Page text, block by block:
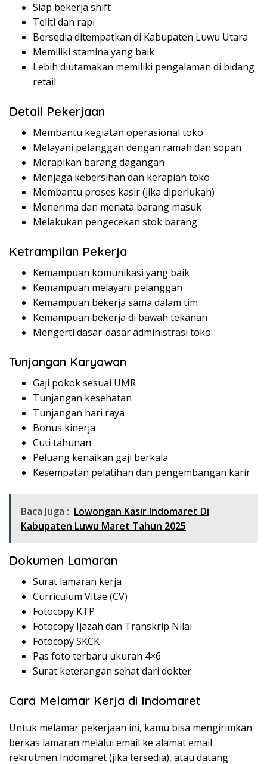
Siap bekerja shift
Teliti dan rapi
Bersedia ditempatkan di Kabupaten Luwu Utara
Memiliki stamina yang baik
Lebih diutamakan memiliki pengalaman di bidang
retail
Detail Pekerjaan
Membantu kegiatan operasional toko
Melayani pelanggan dengan ramah dan sopan
Merapikan barang dagangan
Menjaga kebersihan dan kerapian toko
Membantu proses kasir (jika diperlukan)
Menerima dan menata barang masuk
Melakukan pengecekan stok barang
Ketrampilan Pekerja
Kemampuan komunikasi yang baik
Kemampuan melayani pelanggan
Kemampuan bekerja sama dalam tim
Kemampuan bekerja di bawah tekanan
Mengerti dasar-dasar administrasi toko
Tunjangan Karyawan
Gaji pokok sesuai UMR
Tunjangan kesehatan
Tunjangan hari raya
Bonus kinerja
Cuti tahunan
Peluang kenaikan gaji berkala
Kesempatan pelatihan dan pengembangan karir
Baca Juga : Lowongan Kasir Indomaret Di
Kabupaten Luwu Maret Tahun 2025
Dokumen Lamaran
Surat lamaran kerja
Curriculum Vitae (CV)
Fotocopy KTP
Fotocopy Ijazah dan Transkrip Nilai
Fotocopy SKCK
Pas foto terbaru ukuran 4×6
Surat keterangan sehat dari dokter
Cara Melamar Kerja di Indomaret
Untuk melamar pekerjaan ini, kamu bisa mengirimkan
berkas lamaran melalui email ke alamat email
rekrutmen Indomaret (jika tersedia), atau datang